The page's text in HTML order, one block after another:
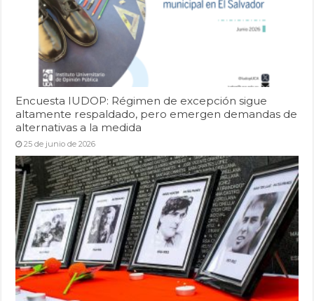
Encuesta IUDOP: Régimen de excepción sigue
altamente respaldado, pero emergen demandas de
alternativas a la medida
25 de junio de 2026